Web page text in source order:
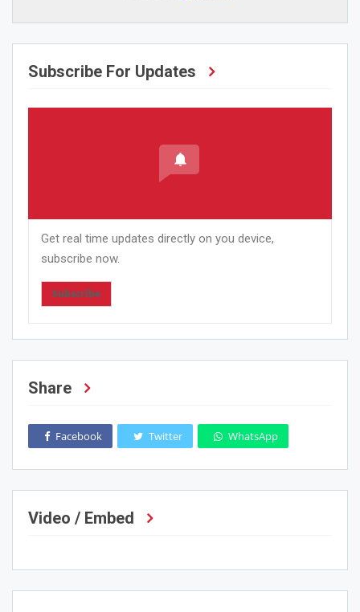
Subscribe For Updates
Get real time updates directly on you device,
subscribe now.
Subscribe
Share
Facebook Twitter WhatsApp
Video / Embed